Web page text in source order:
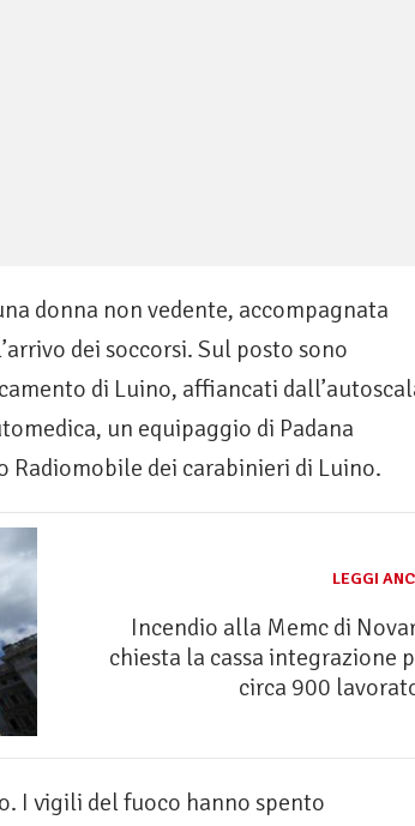
donna non vedente, accompagnata
dei soccorsi. Sul posto sono
di Luino, affiancati
un equipaggio di Padana
Radiomobile dei carabinieri di Luino.
LEGGI
Incendio alla Memc di
chiesta la cassa integrazione
circa 900
I vigili del fuoco hanno spento